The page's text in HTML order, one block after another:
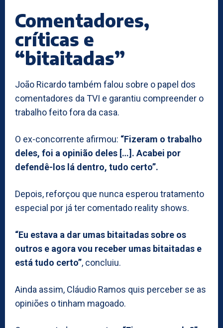
Comentadores,
críticas e
“bitaitadas”
João Ricardo também falou sobre o papel dos
comentadores da TVI e garantiu compreender o
trabalho feito fora da casa.
O ex-concorrente afirmou: “Fizeram o trabalho
deles, foi a opinião deles […]. Acabei por
defendê-los lá dentro, tudo certo”.
Depois, reforçou que nunca esperou tratamento
especial por já ter comentado reality shows.
“Eu estava a dar umas bitaitadas sobre os
outros e agora vou receber umas bitaitadas e
está tudo certo”, concluiu.
Ainda assim, Cláudio Ramos quis perceber se as
opiniões o tinham magoado.